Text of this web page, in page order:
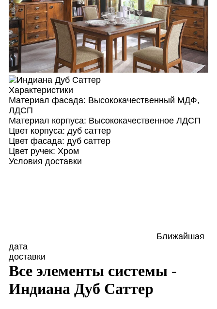
Характеристики
Материал фасада: Высококачественный МДФ,
ЛДСП
Материал корпуса: Высококачественное ЛДСП
Цвет корпуса: дуб саттер
Цвет фасада: дуб саттер
Цвет ручек: Хром
Условия доставки
Ближайшая
дата
доставки
Все элементы системы -
Индиана Дуб Саттер